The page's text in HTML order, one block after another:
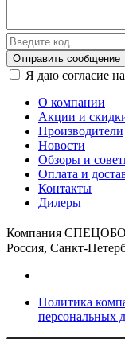
Отправить сообщение
Я даю согласие
О компании
Акции и
Производители
Новости
Обзоры и
Оплата и
Контакты
Дилеры
Компания
Россия, Санкт-
Политика
персональных